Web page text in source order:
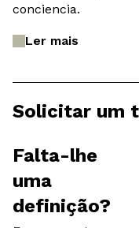
conciencia.
Ler mais
Solicitar um
Falta-lhe
uma
definição?